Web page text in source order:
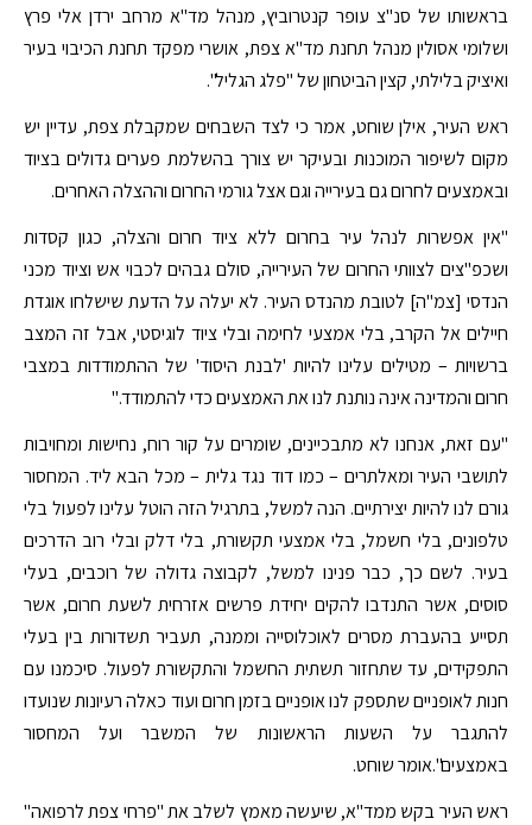
בראשותו של סנ"צ עופר קנטרוביץ, מנהל מד"א מרחב ירדן אלי פרץ
ושלומי אסולין מנהל תחנת מד"א צפת, אושרי מפקד תחנת הכיבוי בעיר
ואיציק בלילתי, קצין הביטחון של "פלג הגליל".
ראש העיר, אילן שוחט, אמר כי לצד השבחים שמקבלת צפת, עדיין יש
מקום לשיפור המוכנות ובעיקר יש צורך בהשלמת פערים גדולים בציוד
ובאמצעים לחרום גם בעירייה וגם אצל גורמי החרום וההצלה האחרים.
"אין אפשרות לנהל עיר בחרום ללא ציוד חרום והצלה, כגון קסדות
ושכפ"צים לצוותי החרום של העירייה, סולם גבהים לכבוי אש וציוד מכני
הנדסי [צמ"ה] לטובת מהנדס העיר. לא יעלה על הדעת שישלחו אוגדת
חיילים אל הקרב, בלי אמצעי לחימה ובלי ציוד לוגיסטי, אבל זה המצב
ברשויות – מטילים עלינו להיות 'לבנת היסוד' של ההתמודדות במצבי
חרום והמדינה אינה נותנת לנו את האמצעים כדי להתמודד."
"עם זאת, אנחנו לא מתבכיינים, שומרים על קור רוח, נחישות ומחויבות
לתושבי העיר ומאלתרים – כמו דוד נגד גלית – מכל הבא ליד. המחסור
גורם לנו להיות יצירתיים. הנה למשל, בתרגיל הזה הוטל עלינו לפעול בלי
טלפונים, בלי חשמל, בלי אמצעי תקשורת, בלי דלק ובלי רוב הדרכים
בעיר. לשם כך, כבר פנינו למשל, לקבוצה גדולה של רוכבים, בעלי
סוסים, אשר התנדבו להקים יחידת פרשים אזרחית לשעת חרום, אשר
תסייע בהעברת מסרים לאוכלוסייה וממנה, תעביר תשדורות בין בעלי
התפקידים, עד שתחזור תשתית החשמל והתקשורת לפעול. סיכמנו עם
חנות לאופניים שתספק לנו אופניים בזמן חרום ועוד כאלה רעיונות שנועדו
להתגבר על השעות הראשונות של המשבר ועל המחסור
באמצעים".אומר שוחט.
ראש העיר בקש ממד"א, שיעשה מאמץ לשלב את "פרחי צפת לרפואה"